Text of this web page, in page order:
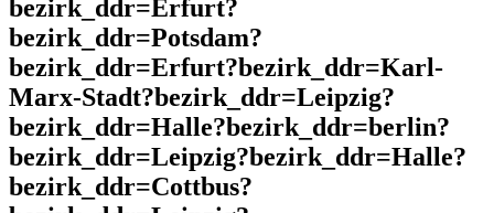
bezirk_ddr=Erfurt?
bezirk_ddr=Potsdam?
bezirk_ddr=Erfurt?bezirk_ddr=Karl-
Marx-Stadt?bezirk_ddr=Leipzig?
bezirk_ddr=Halle?bezirk_ddr=berlin?
bezirk_ddr=Leipzig?bezirk_ddr=Halle?
bezirk_ddr=Cottbus?